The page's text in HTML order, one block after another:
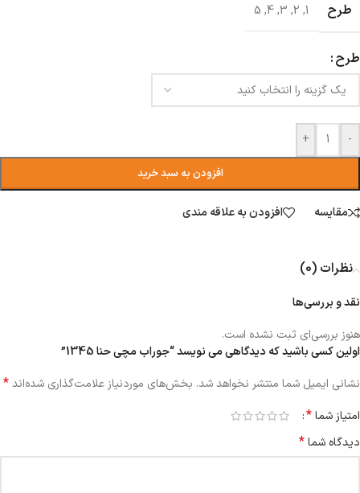
طرح 1
,
2
,
3
,
4
,
5
طرح
-
+
افزودن به سبد خرید
مقایسه افزودن به علاقه مندی
نظرات (0)
نقد و بررسی‌ها
هنوز بررسی‌ای ثبت نشده است.
اولین کسی باشید که دیدگاهی می نویسد “جوراب مچی حنا 1345”
نشانی ایمیل شما منتشر نخواهد شد. بخش‌های موردنیاز علامت‌گذاری شده‌اند*
امتیاز شما*
دیدگاه شما*